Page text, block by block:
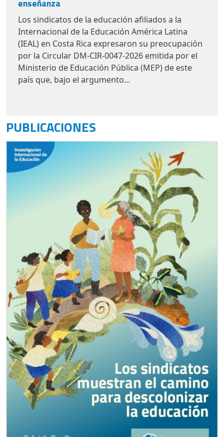
Los sindicatos de la educación afiliados a la
Internacional de la Educación América Latina
(IEAL) en Costa Rica expresaron su preocupación
por laCircular DM-CIR-0047-2026emitida por el
Ministerio de Educación Pública (MEP) de este
país que, bajo el argumento...